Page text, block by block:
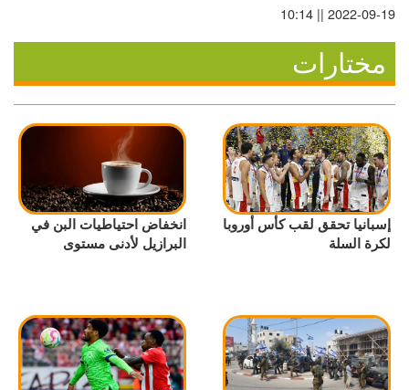
2022-09-19 || 10:14
مختارات
إسبانيا تحقق لقب كأس أوروبا
لكرة السلة
انخفاض احتياطيات البن في
البرازيل لأدنى مستوى